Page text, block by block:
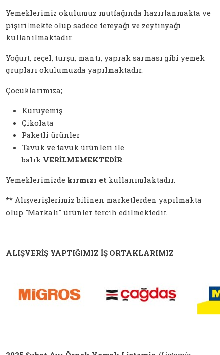
Yemeklerimiz okulumuz mutfağında hazırlanmakta ve
pişirilmekte olup sadece tereyağı ve zeytinyağı
kullanılmaktadır.
Yoğurt, reçel, turşu, mantı, yaprak sarması gibi yemek
grupları okulumuzda yapılmaktadır.
Çocuklarımıza;
Kuruyemiş
Çikolata
Paketli ürünler
Tavuk ve tavuk ürünleri ile
balık VERİLMEMEKTEDİR.
Yemeklerimizde kırmızı et kullanımlaktadır.
** Alışverişlerimiz bilinen marketlerden yapılmakta
olup "Markalı" ürünler tercih edilmektedir.
ALIŞVERİŞ YAPTIĞIMIZ İŞ ORTAKLARIMIZ